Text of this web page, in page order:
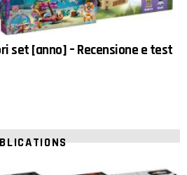
set [anno] – Recensione e test